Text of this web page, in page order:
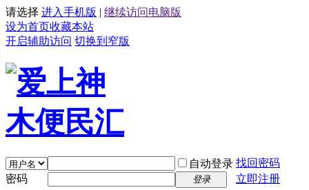
请选择 进入手机版 | 继续访问电脑版
设为首页收藏本站
开启辅助访问 切换到窄版
自动登录 找回密码
密码
登录 立即注册